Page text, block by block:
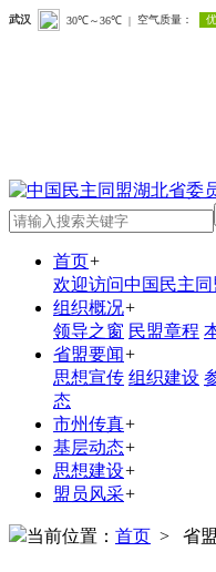
首页+
欢迎访问中国民主同
组织概况+
领导之窗 民盟章程
省盟要闻+
思想宣传 组织建设
态
市州传真+
基层动态+
思想建设+
盟员风采+
当前位置： 首页 > 省